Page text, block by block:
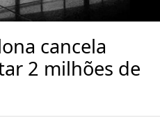
cancela
2 milhões de